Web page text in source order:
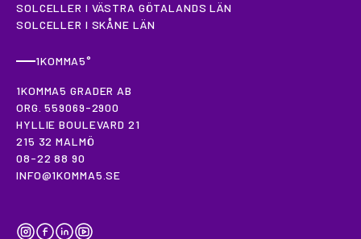
SOLCELLER I VÄSTRA GÖTALANDS LÄN
SOLCELLER I SKÅNE LÄN
1KOMMA5°
1KOMMA5 GRADER AB
ORG. 559069-2900
HYLLIE BOULEVARD 21
215 32 MALMÖ
08-22 88 90
INFO@1KOMMA5.SE